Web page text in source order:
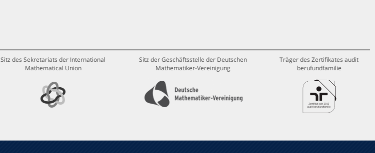
Sitz des Sekretariats der International
Mathematical Union
Sitz der Geschäftsstelle der Deutschen
Mathematiker-Vereinigung
Träger des Zertifikates audit
berufundfamilie